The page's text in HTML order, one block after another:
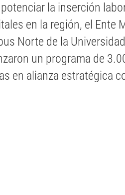
la inserción
en la región, el Ente
Norte de la
un programa de
en alianza estratégica